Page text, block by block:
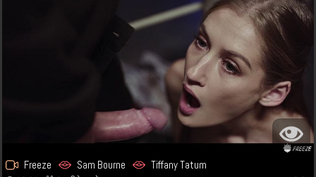
Freeze Sam Bourne Tiffany Tatum